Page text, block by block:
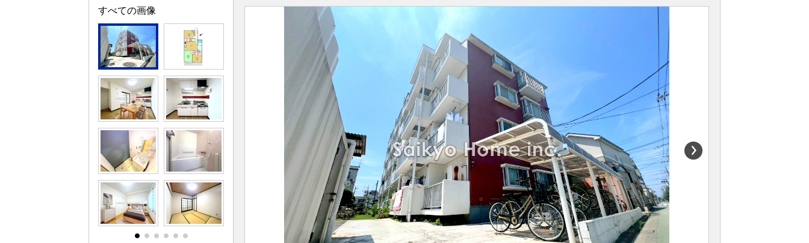
すべての画像